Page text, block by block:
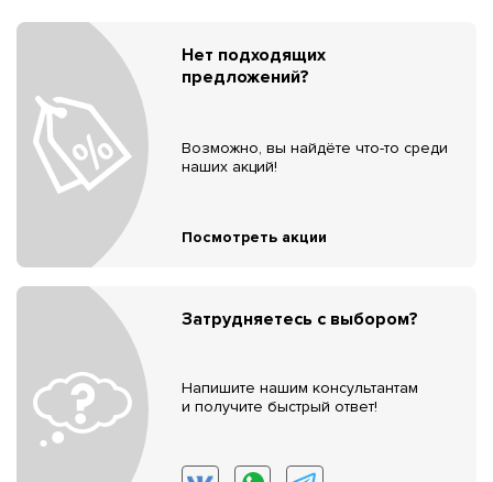
Нет подходящих
предложений?
Возможно, вы найдёте что-то среди
наших акций!
Посмотреть акции
Затрудняетесь с выбором?
Напишите нашим консультантам
и получите быстрый ответ!